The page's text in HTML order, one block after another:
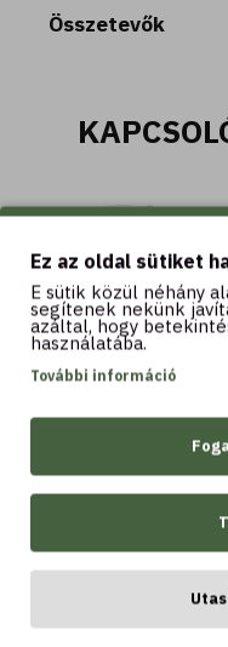
Összetevők
Aloe - Intim
3.490 Ft
Ez az oldal sütiket
E sütik közül néhány
segítenek nekünk
azáltal, hogy
használatába.
További információ